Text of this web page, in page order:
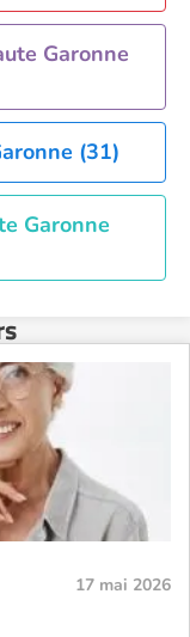
Garonne
(31)
Garonne
17 mai 2026